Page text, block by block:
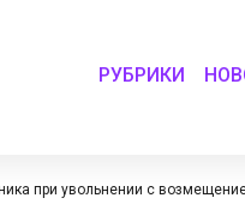
РУБРИКИ
при увольнении с